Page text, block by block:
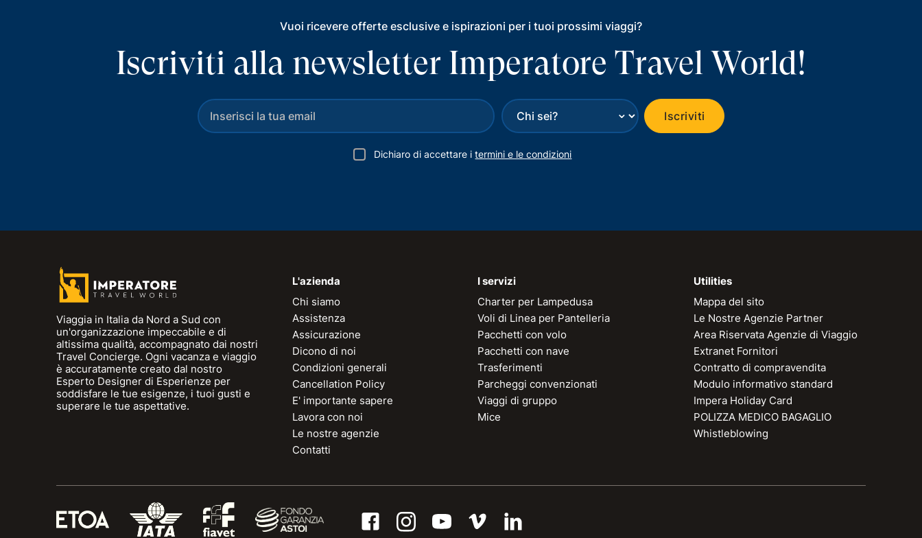
Vuoi ricevere offerte esclusive e ispirazioni per i tuoi prossimi viaggi?
Iscriviti alla newsletter Imperatore Travel World!
⌄ Iscriviti
Dichiaro di accettare itermini e le condizioni
Viaggia in Italia da Nord a Sud con
un'organizzazione impeccabile e di
altissima qualità, accompagnato dai nostri
Travel Concierge. Ogni vacanza e viaggio
è accuratamente creato dal nostro
Esperto Designer di Esperienze per
soddisfare le tue esigenze, i tuoi gusti e
superare le tue aspettative.
L'azienda
Chi siamo
Assistenza
Assicurazione
Dicono di noi
Condizioni generali
Cancellation Policy
E' importante sapere
Lavora con noi
Le nostre agenzie
Contatti
I servizi
Charter per Lampedusa
Voli di Linea per Pantelleria
Pacchetti con volo
Pacchetti con nave
Trasferimenti
Parcheggi convenzionati
Viaggi di gruppo
Mice
Utilities
Mappa del sito
Le Nostre Agenzie Partner
Area Riservata Agenzie di Viaggio
Extranet Fornitori
Contratto di compravendita
Modulo informativo standard
Impera Holiday Card
POLIZZA MEDICO BAGAGLIO
Whistleblowing